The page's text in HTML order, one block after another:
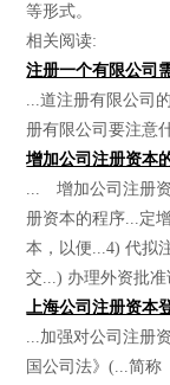
等形式。
相关阅读:
注册一个有限公司
...道注册有限公
册有限公司要注意
增加公司注册资本
... 增加公司注册
册资本的程序...定
本，以便...4) 代拟
交...) 办理外资批准
上海公司注册资本
...加强对公司注册
国公司法》(...简称